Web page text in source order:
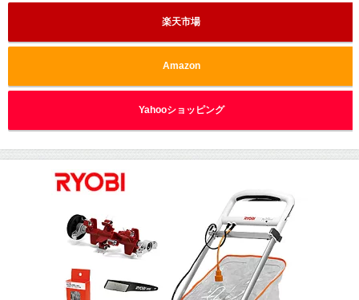
楽天市場
Amazon
Yahooショッピング